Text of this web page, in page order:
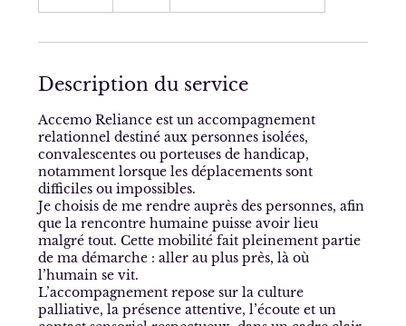
i
Description du service
Accemo Reliance est un accompagnement
relationnel destiné aux personnes isolées,
convalescentes ou porteuses de handicap,
notamment lorsque les déplacements sont
difficiles ou impossibles.
Je choisis de me rendre auprès des personnes, afin
que la rencontre humaine puisse avoir lieu
malgré tout. Cette mobilité fait pleinement partie
de ma démarche : aller au plus près, là où
l’humain se vit.
L’accompagnement repose sur la culture
palliative, la présence attentive, l’écoute et un